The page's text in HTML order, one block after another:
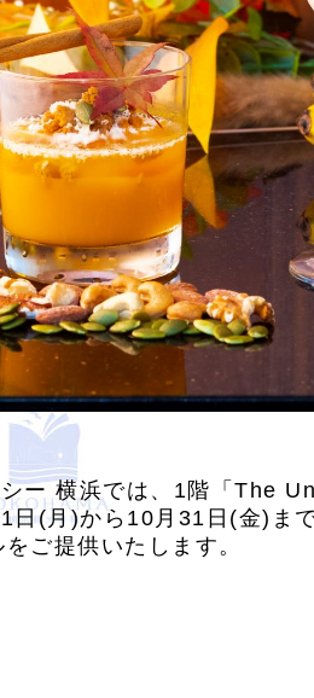
ー 横浜では、1階「The
日(月)から10月31日(金)ま
ご提供いたします。